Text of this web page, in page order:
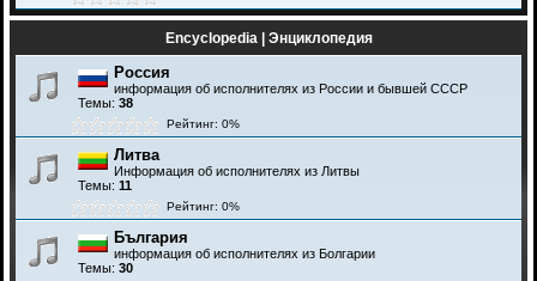
Encyclopedia | Энциклопедия
Россия
информация об исполнителях из России и бывшей СССР
Темы: 38
Рейтинг: 0%
Литва
Информация об исполнителях из Литвы
Темы: 11
Рейтинг: 0%
България
информация об исполнителях из Болгарии
Темы: 30